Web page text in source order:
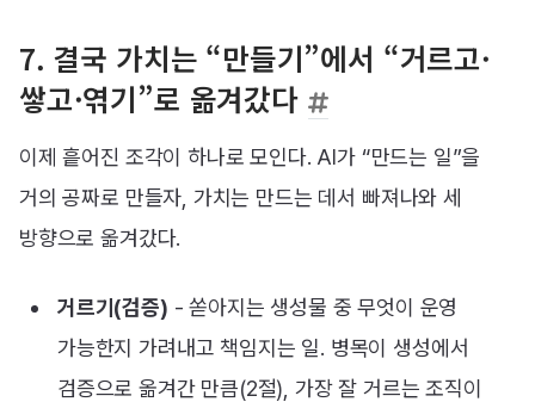
7. 결국 가치는 “만들기”에서 “거르고·
쌓고·엮기”로 옮겨갔다
이제 흩어진 조각이 하나로 모인다. AI가 “만드는 일”을
거의 공짜로 만들자, 가치는 만드는 데서 빠져나와 세
방향으로 옮겨갔다.
거르기(검증) - 쏟아지는 생성물 중 무엇이 운영
가능한지 가려내고 책임지는 일. 병목이 생성에서
검증으로 옮겨간 만큼(2절), 가장 잘 거르는 조직이